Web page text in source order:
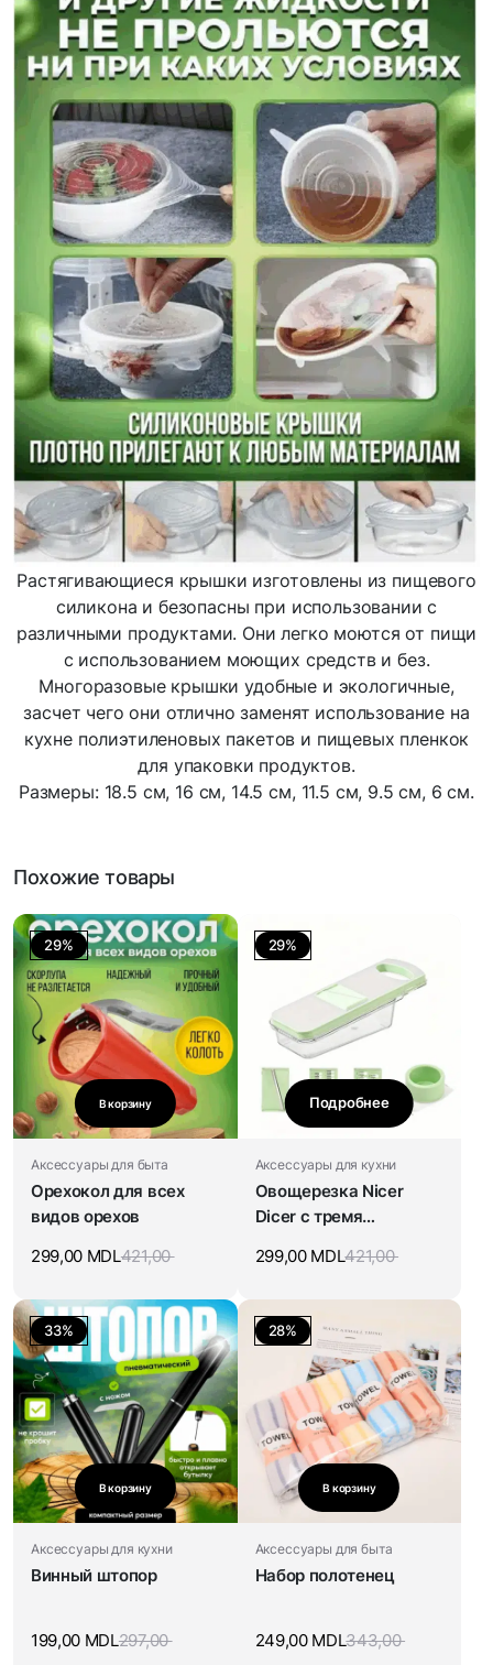
Растягивающиеся крышки изготовлены из пищевого
силикона и безопасны при использовании с
различными продуктами. Они легко моются от пищи
с использованием моющих средств и без.
Многоразовые крышки удобные и экологичные,
засчет чего они отлично заменят использование на
кухне полиэтиленовых пакетов и пищевых пленкок
для упаковки продуктов.
Размеры: 18.5 см, 16 см, 14.5 см, 11.5 см, 9.5 см, 6 см.
Похожие товары
29%
В корзину
Аксессуары для быта
Орехокол для всех
видов орехов
421,00
299,00 MDL
29%
Подробнее
Аксессуары для кухни
Овощерезка Nicer
Dicer с тремя
421,00
299,00 MDL
33%
В корзину
Аксессуары для кухни
Винный штопор
297,00
199,00 MDL
28%
В корзину
Аксессуары для быта
Набор полотенец
343,00
249,00 MDL